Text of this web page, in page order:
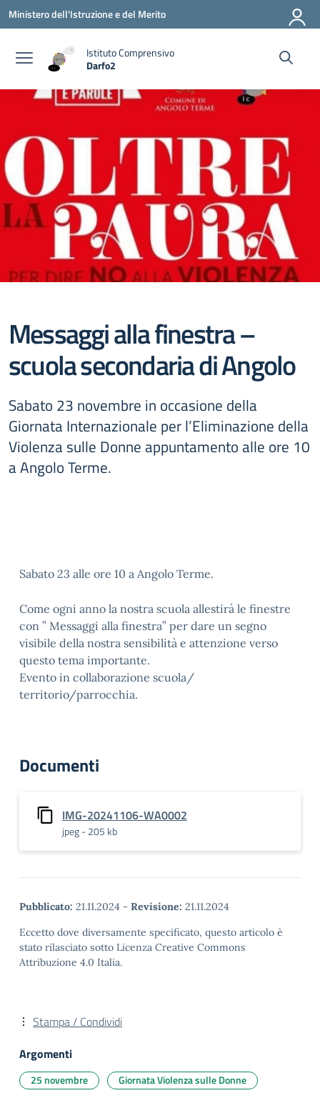
Vai ai contenuti
Vai al menu di navigazione
Vai al footer
Ministero dell'Istruzione e del Merito
Istituto Comprensivo
Darfo2
Messaggi alla finestra –
scuola secondaria di Angolo
Sabato 23 novembre in occasione della
Giornata Internazionale per l’Eliminazione della
Violenza sulle Donne appuntamento alle ore 10
a Angolo Terme.
Sabato 23 alle ore 10 a Angolo Terme.
Come ogni anno la nostra scuola allestirà le finestre
con ” Messaggi alla finestra” per dare un segno
visibile della nostra sensibilità e attenzione verso
questo tema importante.
Evento in collaborazione scuola/
territorio/parrocchia.
Documenti
IMG-20241106-WA0002
jpeg - 205 kb
Pubblicato: 21.11.2024 - Revisione: 21.11.2024
Eccetto dove diversamente specificato, questo articolo è
stato rilasciato sotto Licenza Creative Commons
Attribuzione 4.0 Italia.
Stampa / Condividi
Argomenti
25 novembre Giornata Violenza sulle Donne